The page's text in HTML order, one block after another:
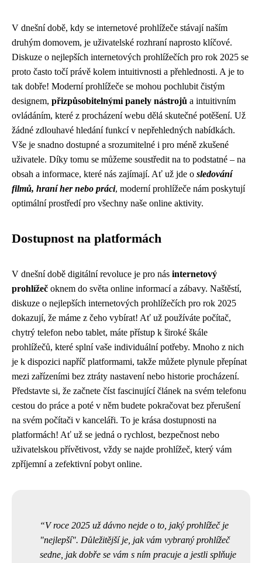
V dnešní době, kdy se internetové prohlížeče stávají naším
druhým domovem, je uživatelské rozhraní naprosto klíčové.
Diskuze o nejlepších internetových prohlížečích pro rok 2025 se
proto často točí právě kolem intuitivnosti a přehlednosti. A je to
tak dobře! Moderní prohlížeče se mohou pochlubit čistým
designem, přizpůsobitelnými panely nástrojů a intuitivním
ovládáním, které z procházení webu dělá skutečné potěšení. Už
žádné zdlouhavé hledání funkcí v nepřehledných nabídkách.
Vše je snadno dostupné a srozumitelné i pro méně zkušené
uživatele. Díky tomu se můžeme soustředit na to podstatné – na
obsah a informace, které nás zajímají. Ať už jde o sledování
filmů, hraní her nebo práci, moderní prohlížeče nám poskytují
optimální prostředí pro všechny naše online aktivity.
Dostupnost na platformách
V dnešní době digitální revoluce je pro nás internetový
prohlížeč oknem do světa online informací a zábavy. Naštěstí,
diskuze o nejlepších internetových prohlížečích pro rok 2025
dokazují, že máme z čeho vybírat! Ať už používáte počítač,
chytrý telefon nebo tablet, máte přístup k široké škále
prohlížečů, které splní vaše individuální potřeby. Mnoho z nich
je k dispozici napříč platformami, takže můžete plynule přepínat
mezi zařízeními bez ztráty nastavení nebo historie procházení.
Představte si, že začnete číst fascinující článek na svém telefonu
cestou do práce a poté v něm budete pokračovat bez přerušení
na svém počítači v kanceláři. To je krása dostupnosti na
platformách! Ať už se jedná o rychlost, bezpečnost nebo
uživatelskou přívětivost, vždy se najde prohlížeč, který vám
zpříjemní a zefektivní pobyt online.
V roce 2025 už dávno nejde o to, jaký prohlížeč je
"nejlepší". Důležitější je, jak vám vybraný prohlížeč
sedne, jak dobře se vám s ním pracuje a jestli splňuje